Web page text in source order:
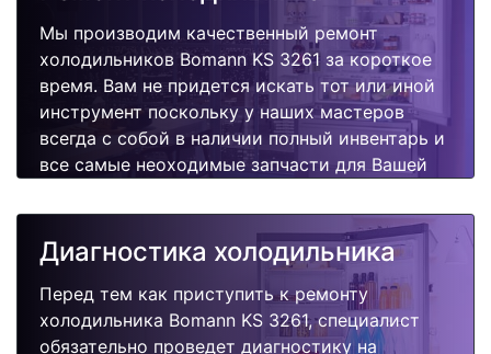
Мы производим качественный ремонт
холодильников Bomann KS 3261 за короткое
время. Вам не придется искать тот или иной
инструмент поскольку у наших мастеров
всегда с собой в наличии полный инвентарь и
все самые неоходимые запчасти для Вашей
качественно и недорого.
Диагностика холодильника
Перед тем как приступить к ремонту
холодильника Bomann KS 3261, специалист
обязательно проведет диагностику на